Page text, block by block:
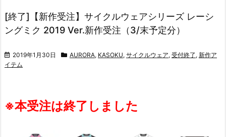
[終了]【新作受注】サイクルウェアシリーズ レーシ
ングミク 2019 Ver.新作受注（3/末予定分）
2019年1月30日 AURORA, KASOKU, サイクルウェア, 受付終了 , 新作ア
イテム
※本受注は終了しました